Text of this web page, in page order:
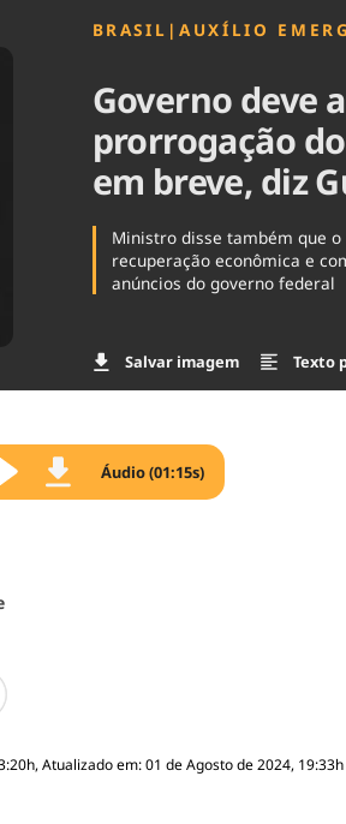
BRASIL |AUXÍLIO
Governo deve
prorrogação
em breve, diz
Ministro disse também que o
recuperação econômica e
anúncios do governo federal
Salvar imagem Texto
Áudio (01:15s)
Atualizado em: 01 de Agosto de 2024, 19:33h